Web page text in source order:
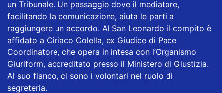
un Tribunale. Un passaggio dove il mediatore,
facilitando la comunicazione, aiuta le parti a
raggiungere un accordo. Al San Leonardo il compito è
affidato a Ciriaco Colella, ex Giudice di Pace
Coordinatore, che opera in intesa con l’Organismo
Giuriform, accreditato presso il Ministero di Giustizia.
Al suo fianco, ci sono i volontari nel ruolo di
segreteria.